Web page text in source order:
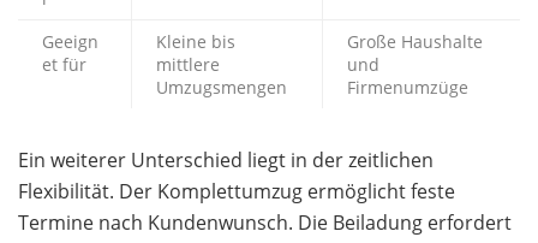
Geeign
et für
Kleine bis
mittlere
Umzugsmengen
Große Haushalte
und
Firmenumzüge
Ein weiterer Unterschied liegt in der zeitlichen
Flexibilität. Der Komplettumzug ermöglicht feste
Termine nach Kundenwunsch. Die Beiladung erfordert